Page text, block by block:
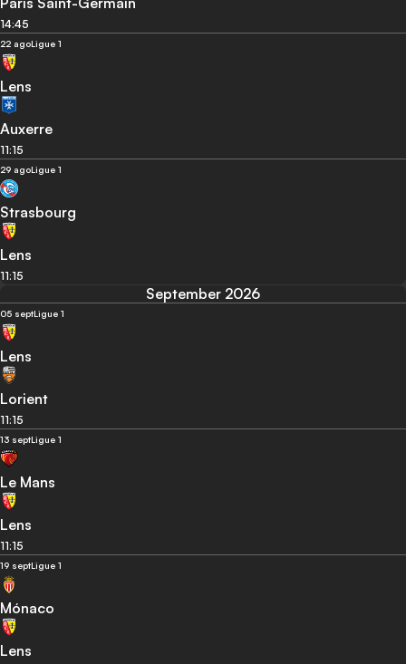
14:45
22 agoLigue 1
Lens
Auxerre
11:15
29 agoLigue 1
Strasbourg
Lens
11:15
September 2026
05 septLigue 1
Lens
Lorient
11:15
13 septLigue 1
Le Mans
Lens
11:15
19 septLigue 1
Mónaco
Lens